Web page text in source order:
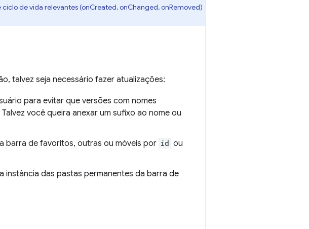
de vida relevantes (onCreated, onChanged, onRemoved)
talvez seja necessário fazer atualizações:
para evitar que versões com nomes
você queira anexar um sufixo ao nome ou
barra de favoritos, outras ou móveis por id ou
instância das pastas permanentes da barra de